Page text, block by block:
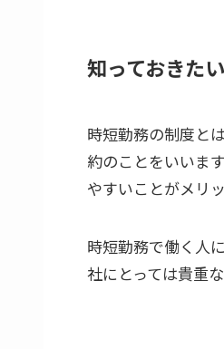
知っておきた
時短勤務の制度と
約のことをいいま
やすいことがメリッ
時短勤務で働く人
社にとっては貴重